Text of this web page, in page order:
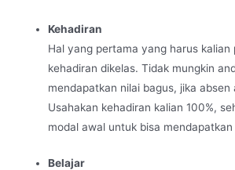
Kehadiran
Hal yang pertama yang harus kalian
kehadiran dikelas. Tidak mungkin
mendapatkan nilai bagus, jika
Usahakan kehadiran kalian 100%,
modal awal untuk bisa
Belajar